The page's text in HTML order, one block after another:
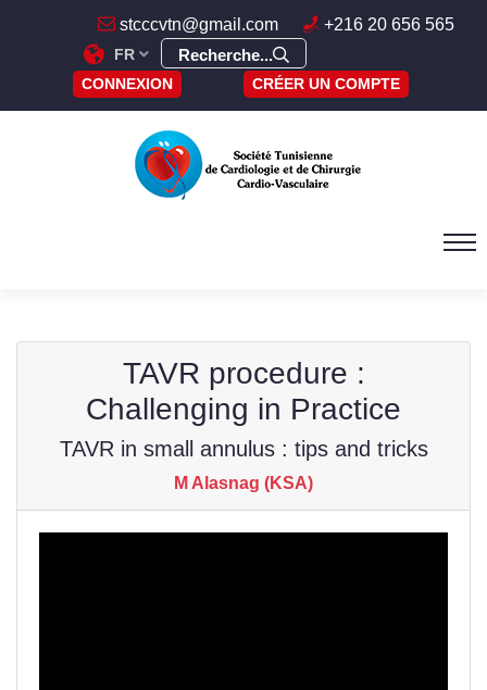
stcccvtn@gmail.com +216 20 656 565
FR Recherche...
CONNEXION CRÉER UN COMPTE
TAVR procedure :
Challenging in Practice
TAVR in small annulus : tips and tricks
M Alasnag (KSA)